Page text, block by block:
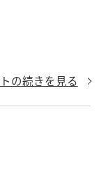
の続きを見る